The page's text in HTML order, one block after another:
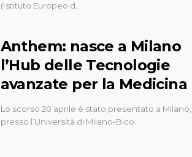
(Istituto Europeo d...
Anthem: nasce a Milano
l’Hub delle Tecnologie
avanzate per la Medicina
Lo scorso 20 aprile è stato presentato a Milano,
presso l’Università di Milano-Bico…